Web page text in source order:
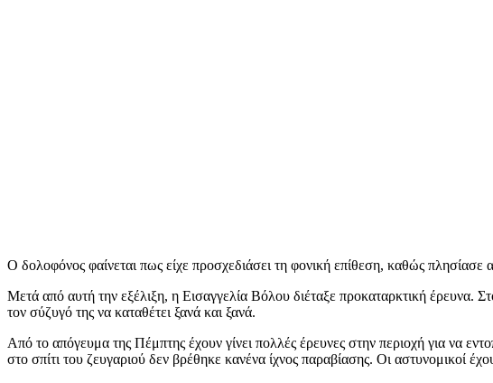
Ο δολοφόνος φαίνεται πως είχε προσχεδιάσει τη φονική επίθεση, καθώς
Μετά από αυτή την εξέλιξη, η Eισαγγελία Βόλου διέταξε προκαταρκτική έρευνα.
τον σύζυγό της να καταθέτει ξανά και ξανά.
Από το απόγευμα της Πέμπτης έχουν γίνει πολλές έρευνες στην περιοχή για να
στο σπίτι του ζευγαριού δεν βρέθηκε κανένα ίχνος παραβίασης. Οι αστυνομικοί